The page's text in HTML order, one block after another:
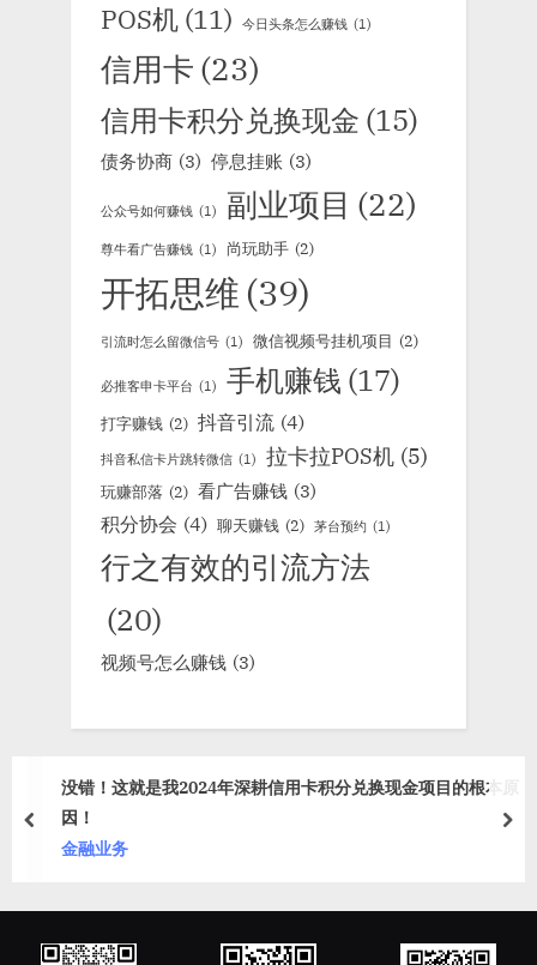
POS机 (11) 今日头条怎么赚钱 (1)
信用卡 (23)
信用卡积分兑换现金 (15)
债务协商 (3) 停息挂账 (3)
公众号如何赚钱 (1) 副业项目 (22)
尊牛看广告赚钱 (1) 尚玩助手 (2)
开拓思维 (39)
引流时怎么留微信号 (1) 微信视频号挂机项目 (2)
必推客申卡平台 (1) 手机赚钱 (17)
打字赚钱 (2) 抖音引流 (4)
抖音私信卡片跳转微信 (1) 拉卡拉POS机 (5)
玩赚部落 (2) 看广告赚钱 (3)
积分协会 (4) 聊天赚钱 (2) 茅台预约 (1)
行之有效的引流方法
(20)
视频号怎么赚钱 (3)
没错！这就是我2024年深耕信用卡积分兑换现金项目的根本原
因！
金融业务
prev